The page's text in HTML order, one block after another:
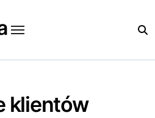
klientów